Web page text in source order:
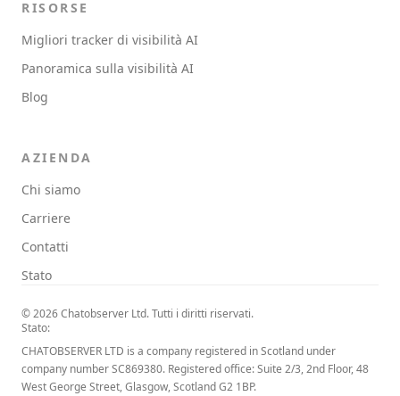
RISORSE
Migliori tracker di visibilità AI
Panoramica sulla visibilità AI
Blog
AZIENDA
Chi siamo
Carriere
Contatti
Stato
© 2026 Chatobserver Ltd. Tutti i diritti riservati.
Stato:
CHATOBSERVER LTD is a company registered in Scotland under
company number SC869380. Registered office: Suite 2/3, 2nd Floor, 48
West George Street, Glasgow, Scotland G2 1BP.